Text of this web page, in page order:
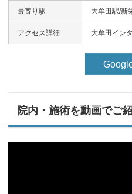
最寄り駅 大牟田駅/新
アクセス詳細 大牟田イン
院内・施術を動画でご